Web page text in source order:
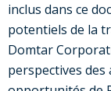
inclus dans ce
potentiels de la
Domtar
perspectives